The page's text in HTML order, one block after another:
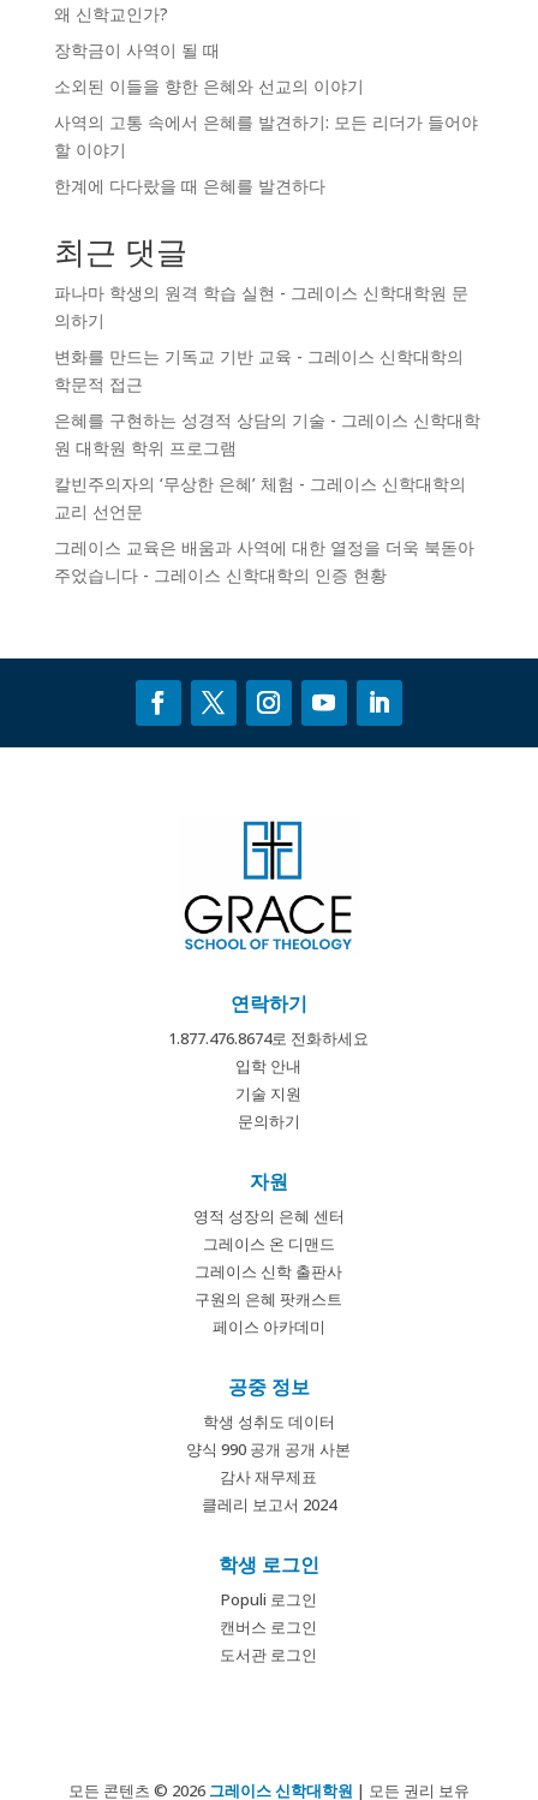
왜 신학교인가?
장학금이 사역이 될 때
소외된 이들을 향한 은혜와 선교의 이야기
사역의 고통 속에서 은혜를 발견하기: 모든 리더가 들어야
할 이야기
한계에 다다랐을 때 은혜를 발견하다
최근 댓글
파나마 학생의 원격 학습 실현 - 그레이스 신학대학원 문
의하기
변화를 만드는 기독교 기반 교육 - 그레이스 신학대학의
학문적 접근
은혜를 구현하는 성경적 상담의 기술 - 그레이스 신학대학
원 대학원 학위 프로그램
칼빈주의자의 ‘무상한 은혜’ 체험 - 그레이스 신학대학의
교리 선언문
그레이스 교육은 배움과 사역에 대한 열정을 더욱 북돋아
주었습니다 - 그레이스 신학대학의 인증 현황
연락하기
1.877.476.8674로 전화하세요
입학 안내
기술 지원
문의하기
자원
영적 성장의 은혜 센터
그레이스 온 디맨드
그레이스 신학 출판사
구원의 은혜 팟캐스트
페이스 아카데미
공중 정보
학생 성취도 데이터
양식 990 공개 공개 사본
감사 재무제표
클레리 보고서 2024
학생 로그인
Populi 로그인
캔버스 로그인
도서관 로그인
모든 콘텐츠 © 2026 그레이스 신학대학원 | 모든 권리 보유